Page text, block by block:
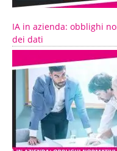
IA in azienda: obblighi
dei dati